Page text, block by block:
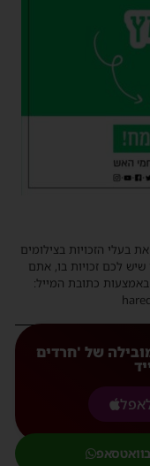
בעלי הזכויות בצילומים
שיש לכם זכויות בו, אתם
כתובת המייל:
של 'חרדים